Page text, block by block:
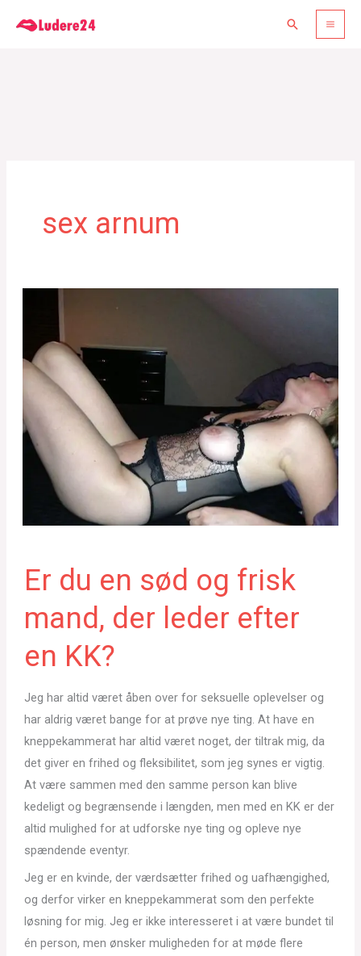
Søg
sex arnum
Er du en sød og frisk
mand, der leder efter
en KK?
Jeg har altid været åben over for seksuelle oplevelser og
har aldrig været bange for at prøve nye ting. At have en
kneppekammerat har altid været noget, der tiltrak mig, da
det giver en frihed og fleksibilitet, som jeg synes er vigtig.
At være sammen med den samme person kan blive
kedeligt og begrænsende i længden, men med en KK er der
altid mulighed for at udforske nye ting og opleve nye
spændende eventyr.
Jeg er en kvinde, der værdsætter frihed og uafhængighed,
og derfor virker en kneppekammerat som den perfekte
løsning for mig. Jeg er ikke interesseret i at være bundet til
én person, men ønsker muligheden for at møde flere